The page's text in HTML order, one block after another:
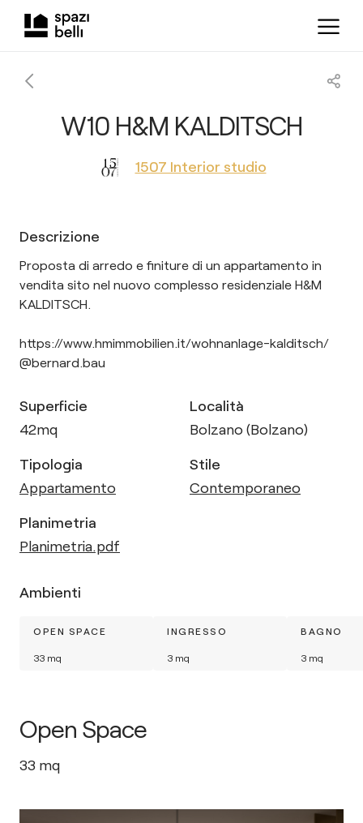
W10 H&M KALDITSCH
1507 Interior studio
Descrizione
Proposta di arredo e finiture di un appartamento in
vendita sito nel nuovo complesso residenziale H&M
KALDITSCH.
https://www.hmimmobilien.it/wohnanlage-kalditsch/
@bernard.bau
Superficie
42mq
Località
Bolzano (Bolzano)
Tipologia
Appartamento
Stile
Contemporaneo
Planimetria
Planimetria.pdf
Ambienti
OPEN SPACE
33 mq
INGRESSO
3 mq
BAGNO
3 mq
Open Space
33 mq